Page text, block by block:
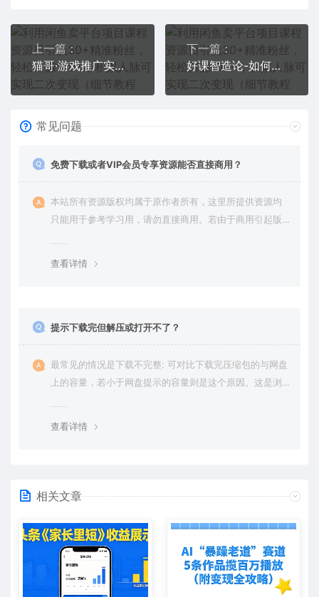
上一篇：
猫哥·游戏推广实战课程，单视频收益达6位数，从0到1成为优质游戏达人
下一篇：
好课智造论-如何做一门好课，从做课到知识IP的全盘实操
常见问题
免费下载或者VIP会员专享资源能否直接商用？
本站所有资源版权均属于原作者所有，这里所提供资源均
只能用于参考学习用，请勿直接商用。若由于商用引起版
查看详情
提示下载完但解压或打开不了？
最常见的情况是下载不完整: 可对比下载完压缩包的与网盘
上的容量，若小于网盘提示的容量则是这个原因。这是浏
查看详情
相关文章